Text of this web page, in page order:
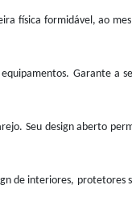
física formidável, ao
Garante a
Seu design aberto
de interiores, protetores